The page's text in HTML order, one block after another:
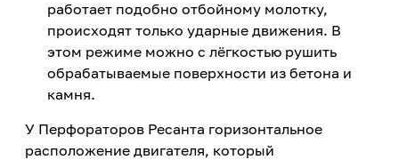
работает подобно отбойному молотку,
происходят только ударные движения. В
этом режиме можно с лёгкостью рушить
обрабатываемые поверхности из бетона и
камня.
У Перфораторов Ресанта горизонтальное
расположение двигателя, который